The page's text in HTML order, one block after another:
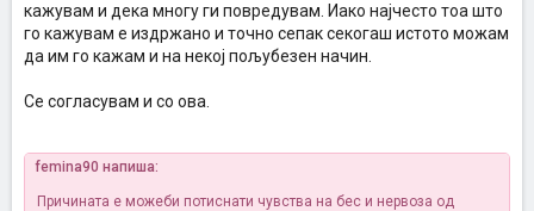
кажувам и дека многу ги повредувам. Иако најчесто тоа што
го кажувам е издржано и точно сепак секогаш истото можам
да им го кажам и на некој пољубезен начин.
Се согласувам и со ова.
femina90 напиша:
Причината е можеби потиснати чувства на бес и нервоза од